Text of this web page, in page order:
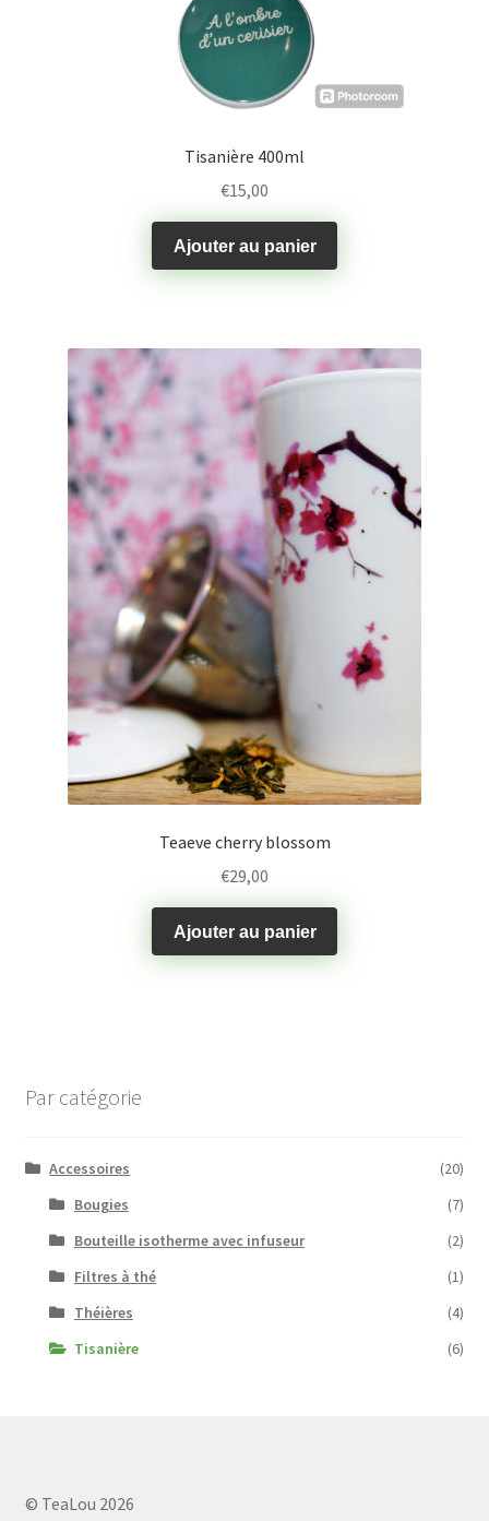
Tisanière 400ml
€15,00
Ajouter au panier
Teaeve cherry blossom
€29,00
Ajouter au panier
Par catégorie
Accessoires
(20)
Bougies
(7)
Bouteille isotherme avec infuseur
(2)
Filtres à thé
(1)
Théières
(4)
Tisanière
(6)
© TeaLou 2026